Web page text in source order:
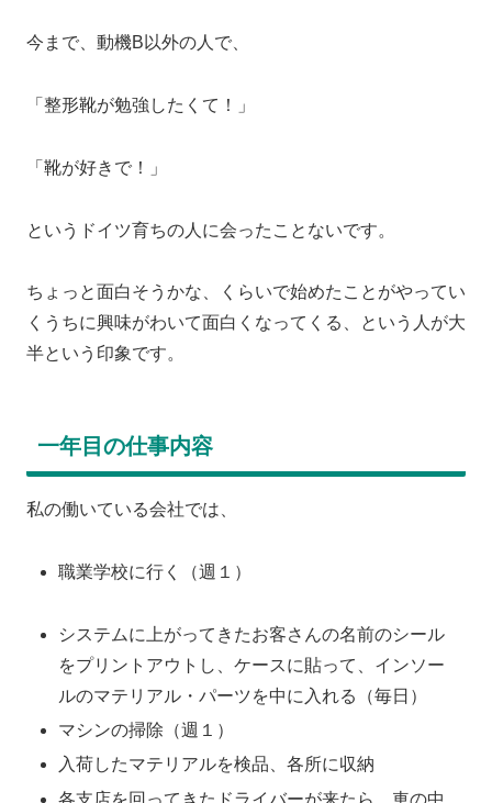
今まで、動機B以外の人で、
「整形靴が勉強したくて！」
「靴が好きで！」
というドイツ育ちの人に会ったことないです。
ちょっと面白そうかな、くらいで始めたことがやってい
くうちに興味がわいて面白くなってくる、という人が大
半という印象です。
一年目の仕事内容
私の働いている会社では、
職業学校に行く（週１）
システムに上がってきたお客さんの名前のシール
をプリントアウトし、ケースに貼って、インソー
ルのマテリアル・パーツを中に入れる（毎日）
マシンの掃除（週１）
入荷したマテリアルを検品、各所に収納
各支店を回ってきたドライバーが来たら、車の中